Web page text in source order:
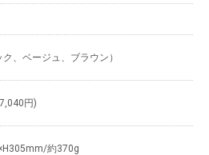
、ベージュ、ブラウン）
円)
約370g